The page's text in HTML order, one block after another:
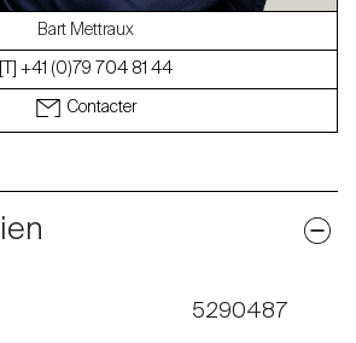
5290487
Bart Mettraux
[T] +41 (0)79 704 81 44
Contacter